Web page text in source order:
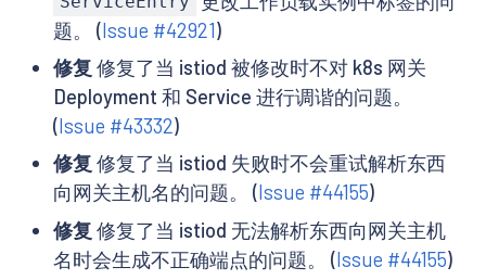
题。 (Issue #42921)
修复 修复了当 istiod 被修改时不对 k8s 网关
Deployment 和 Service 进行调谐的问题。
(Issue #43332)
修复 修复了当 istiod 失败时不会重试解析东西
向网关主机名的问题。 (Issue #44155)
修复 修复了当 istiod 无法解析东西向网关主机
名时会生成不正确端点的问题。 (Issue #44155)